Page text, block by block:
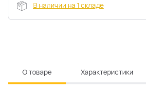
В наличии на 1 складе
О товаре Характеристики